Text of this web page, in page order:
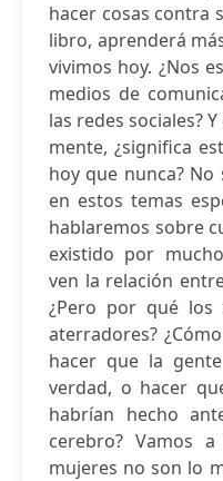
hacer cosas contra
libro, aprenderá
vivimos hoy. ¿Nos
medios de
las redes sociales?
mente, ¿significa
hoy que nunca?
en estos temas
hablaremos sobre
existido por
ven la relación
¿Pero por qué
aterradores?
hacer que la
verdad, o hacer
habrían hecho
cerebro? Vamos
mujeres no son lo